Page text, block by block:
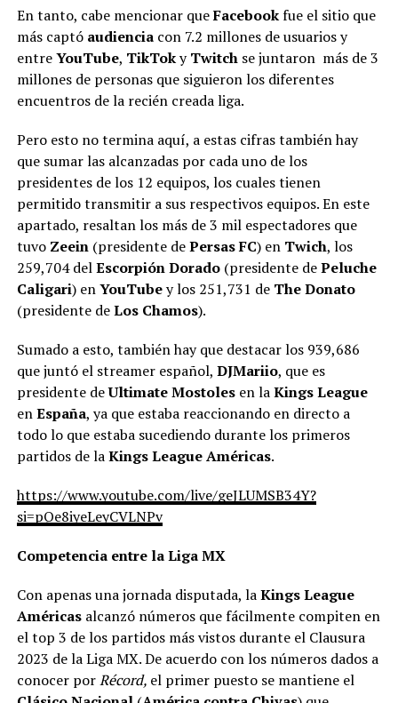
En tanto, cabe mencionar queFacebookfue el sitio que
más captó audienciacon 7.2 millones de usuarios y
entreYouTube, TikTokyTwitch se juntaron más de 3
millones de personas que siguieron los diferentes
encuentros de la recién creada liga.
Pero esto no termina aquí, a estas cifras también hay
que sumar las alcanzadas por cada uno de los
presidentes de los 12 equipos, los cuales tienen
permitido transmitir a sus respectivos equipos. En este
apartado, resaltan los más de 3 mil espectadores que
tuvoZeein(presidente dePersas FC) en Twich, los
259,704 delEscorpión Dorado (presidente dePeluche
Caligari) enYouTubey los 251,731 de The Donato
(presidente deLos Chamos).
Sumado a esto, también hay que destacar los 939,686
que juntó el streamer español, DJMariio, que es
presidente deUltimate Mostolesen laKings League
enEspaña, ya que estaba reaccionando en directo a
todo lo que estaba sucediendo durante los primeros
partidos de laKings League Américas.
https://www.youtube.com/live/geJLUMSB34Y?
si=pQe8iyeLeyCVLNPv
Competencia entre la Liga MX
Con apenas una jornada disputada, laKings League
Américasalcanzó números que fácilmente compiten en
el top 3 de los partidos más vistos durante el Clausura
2023 de la Liga MX. De acuerdo con los números dados a
conocer porRécord, el primer puesto se mantiene el